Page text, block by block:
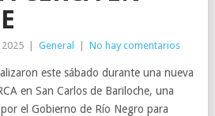
General No hay comentarios
este sábado durante una nueva
en San Carlos de Bariloche, una
el Gobierno de Río Negro para